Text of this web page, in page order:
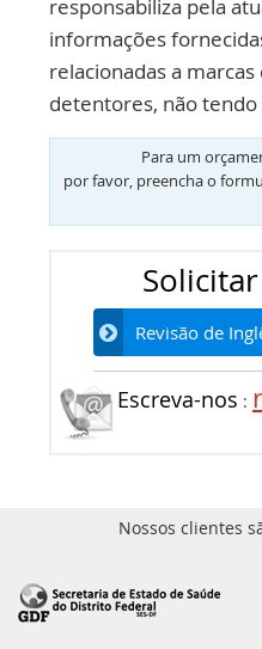
responsabiliza pela
informações
relacionadas a
detentores, não
Para um
por favor, preencha o
Revisão de
Escreva-nos :
Nossos clientes